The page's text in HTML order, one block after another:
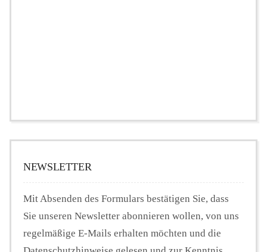
NEWSLETTER
Mit Absenden des Formulars bestätigen Sie, dass
Sie unseren Newsletter abonnieren wollen, von uns
regelmäßige E-Mails erhalten möchten und die